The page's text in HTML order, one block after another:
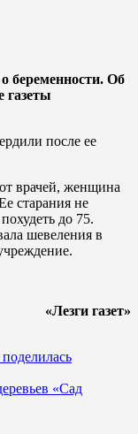
беременности. Об
газеты
после ее
врачей, женщина
старания не
до 75.
шевеления в
«Лезги газет»
«Сад